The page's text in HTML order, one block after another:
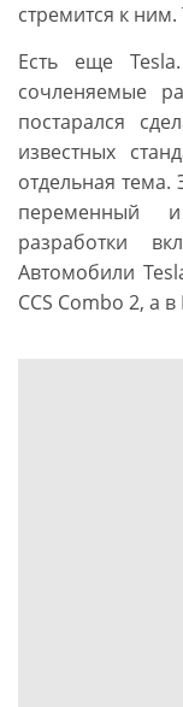
стремится к
Есть еще
сочленяемые
постарался
известных
отдельная тема.
переменный
разработки
Автомобили
CCS Combo 2, а в